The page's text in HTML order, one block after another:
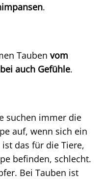
.
Tauben vom
auch Gefühle.
suchen immer die
auf, wenn sich ein
das für die Tiere,
befinden, schlecht.
Bei Tauben ist